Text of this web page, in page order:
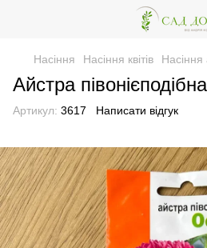
Насіння Насіння квітів Насіння
Айстра
Артикул: 3617 Написати відгук